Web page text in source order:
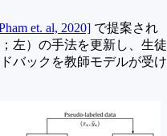
et. al, 2020] で提案され
左）の手法を更新し、生徒
バックを教師モデルが受け